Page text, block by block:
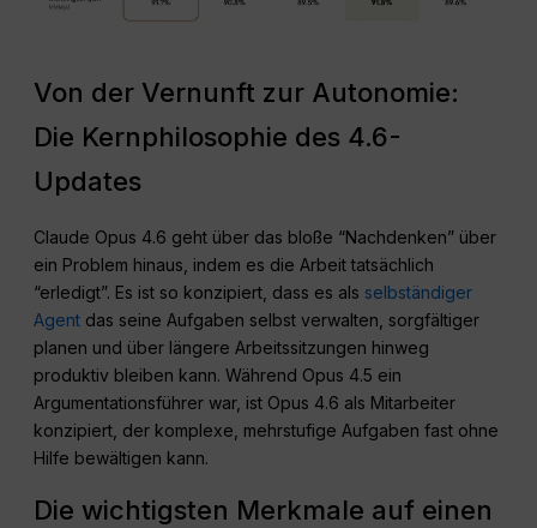
Von der Vernunft zur Autonomie:
Die Kernphilosophie des 4.6-
Updates
Claude Opus 4.6 geht über das bloße “Nachdenken” über
ein Problem hinaus, indem es die Arbeit tatsächlich
“erledigt”. Es ist so konzipiert, dass es als selbständiger
Agent das seine Aufgaben selbst verwalten, sorgfältiger
planen und über längere Arbeitssitzungen hinweg
produktiv bleiben kann. Während Opus 4.5 ein
Argumentationsführer war, ist Opus 4.6 als Mitarbeiter
konzipiert, der komplexe, mehrstufige Aufgaben fast ohne
Hilfe bewältigen kann.
Die wichtigsten Merkmale auf einen